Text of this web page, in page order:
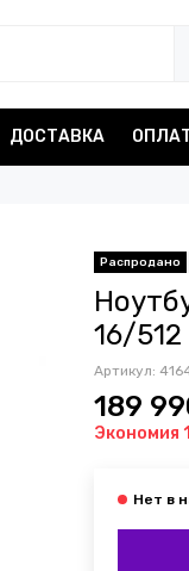
ДОСТАВКА
Распродано
16/
Артикул:
189
Экономия